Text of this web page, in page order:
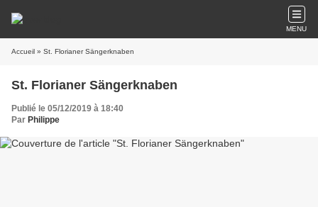
MENU
Accueil » St. Florianer Sängerknaben
St. Florianer Sängerknaben
Publié le 05/12/2019 à 18:40
Par Philippe